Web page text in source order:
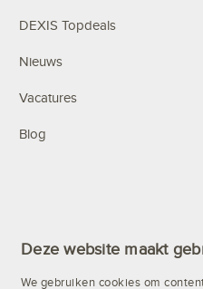
Deze website maakt
We gebruiken cookies om
DEXIS Topdeals
Nieuws
Vacatures
Blog